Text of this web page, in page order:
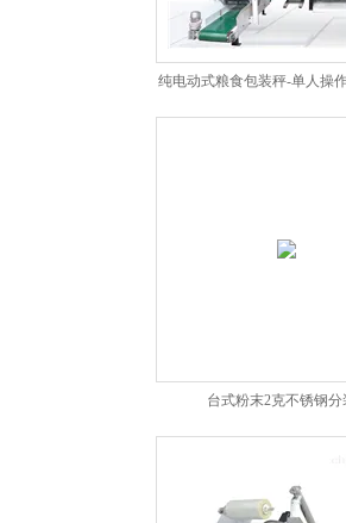
纯电动式粮食包装秤-单人操
台式粉末2克不锈钢分